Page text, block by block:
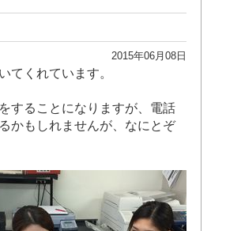
2015年06月08日
てくれています。
することになりますが、電話
かもしれませんが、なにとぞ